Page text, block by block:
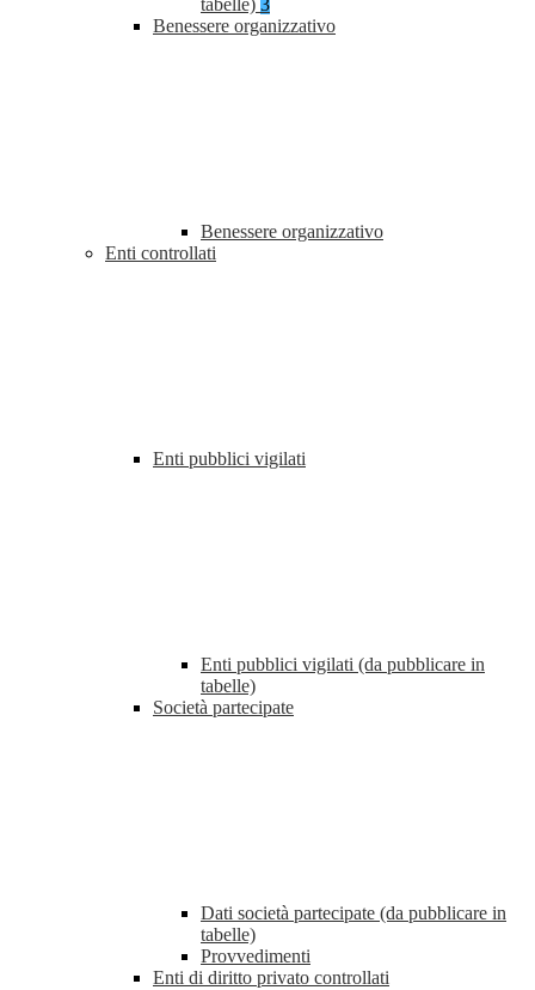
tabelle) 3
Benessere organizzativo
Benessere organizzativo
Enti controllati
Enti pubblici vigilati
Enti pubblici vigilati (da pubblicare in
tabelle)
Società partecipate
Dati società partecipate (da pubblicare in
tabelle)
Provvedimenti
Enti di diritto privato controllati